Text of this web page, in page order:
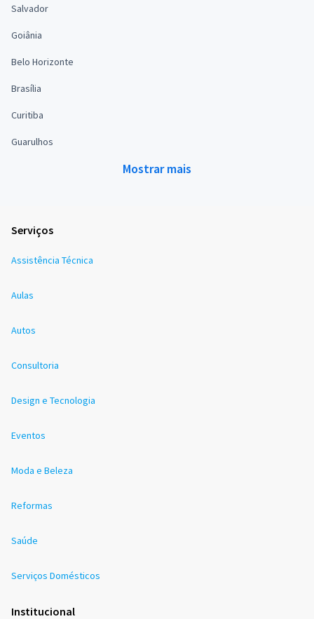
Salvador
Goiânia
Belo Horizonte
Brasília
Curitiba
Guarulhos
Mostrar mais
Serviços
Assistência Técnica
Aulas
Autos
Consultoria
Design e Tecnologia
Eventos
Moda e Beleza
Reformas
Saúde
Serviços Domésticos
Institucional